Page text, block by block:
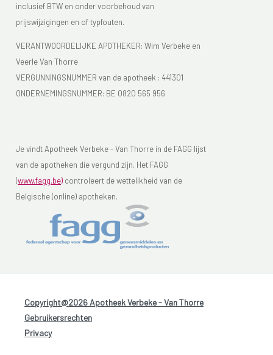
inclusief BTW en onder voorbehoud van
prijswijzigingen en of typfouten.
VERANTWOORDELIJKE APOTHEKER: Wim Verbeke en
Veerle Van Thorre
VERGUNNINGSNUMMER van de apotheek : 441301
ONDERNEMINGSNUMMER: BE 0820 565 956
Je vindt Apotheek Verbeke - Van Thorre in de FAGG lijst
van de apotheken die vergund zijn. Het FAGG
(www.fagg.be) controleert de wettelikheid van de
Belgische (online) apotheken.
Copyright@2026 Apotheek Verbeke - Van Thorre
Gebruikersrechten
Privacy